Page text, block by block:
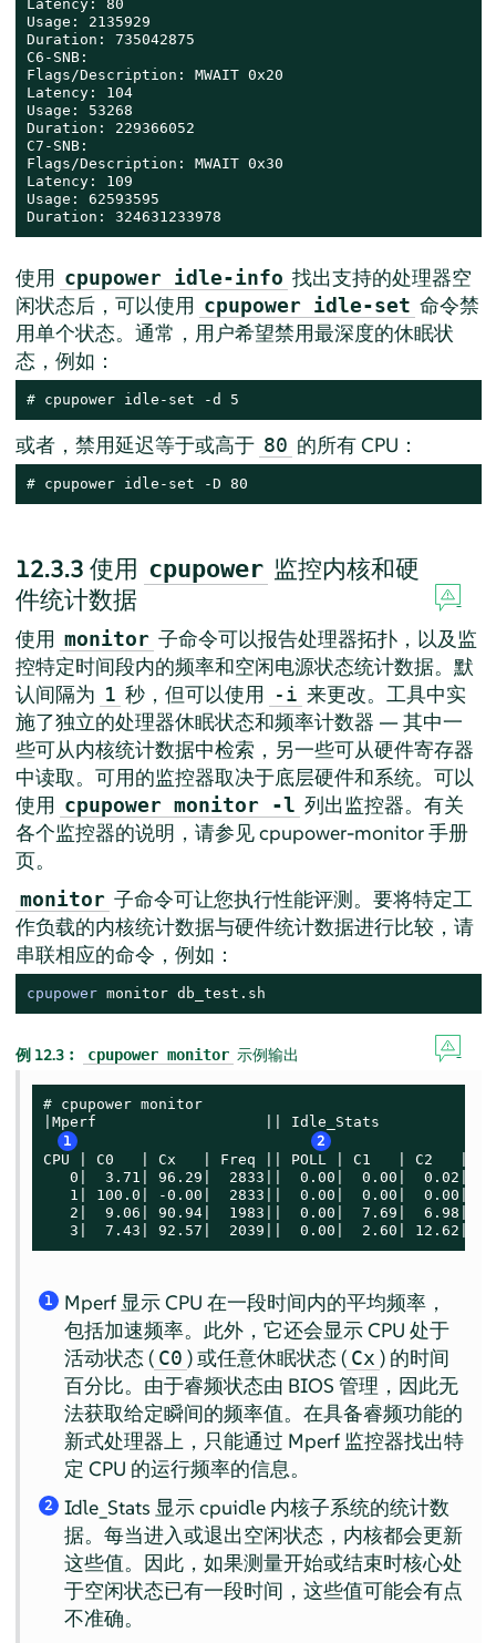
Latency: 80
Usage: 2135929
Duration: 735042875
C6-SNB:
Flags/Description: MWAIT 0x20
Latency: 104
Usage: 53268
Duration: 229366052
C7-SNB:
Flags/Description: MWAIT 0x30
Latency: 109
Usage: 62593595
Duration: 324631233978
使用 cpupower idle-info 找出支持的处理器空
闲状态后，可以使用 cpupower idle-set 命令禁
用单个状态。通常，用户希望禁用最深度的休眠状
态，例如：
# cpupower idle-set -d 5
或者，禁用延迟等于或高于 80 的所有 CPU：
# cpupower idle-set -D 80
12.3.3 使用 cpupower 监控内核和硬
件统计数据
使用 monitor 子命令可以报告处理器拓扑，以及监
控特定时间段内的频率和空闲电源状态统计数据。默
认间隔为 1 秒，但可以使用 -i 来更改。工具中实
施了独立的处理器休眠状态和频率计数器 — 其中一
些可从内核统计数据中检索，另一些可从硬件寄存器
中读取。可用的监控器取决于底层硬件和系统。可以
使用 cpupower monitor -l 列出监控器。有关
各个监控器的说明，请参见 cpupower-monitor 手册
页。
monitor 子命令可让您执行性能评测。要将特定工
作负载的内核统计数据与硬件统计数据进行比较，请
串联相应的命令，例如：
cpupower monitor db_test.sh
例 12.3︰ cpupower monitor 示例输出
# cpupower monitor
|Mperf                   || Idle_Stats
1 2
CPU | C0   | Cx   | Freq || POLL | C1   | C2   | C3
0|  3.71| 96.29|  2833||  0.00|  0.00|  0.02|
1| 100.0| -0.00|  2833||  0.00|  0.00|  0.00|
2|  9.06| 90.94|  1983||  0.00|  7.69|  6.98|
3|  7.43| 92.57|  2039||  0.00|  2.60| 12.62|
1
Mperf 显示 CPU 在一段时间内的平均频率，
包括加速频率。此外，它还会显示 CPU 处于
活动状态 ( C0 ) 或任意休眠状态 ( Cx ) 的时间
百分比。由于睿频状态由 BIOS 管理，因此无
法获取给定瞬间的频率值。在具备睿频功能的
新式处理器上，只能通过 Mperf 监控器找出特
定 CPU 的运行频率的信息。
2
Idle_Stats 显示 cpuidle 内核子系统的统计数
据。每当进入或退出空闲状态，内核都会更新
这些值。因此，如果测量开始或结束时核心处
于空闲状态已有一段时间，这些值可能会有点
不准确。